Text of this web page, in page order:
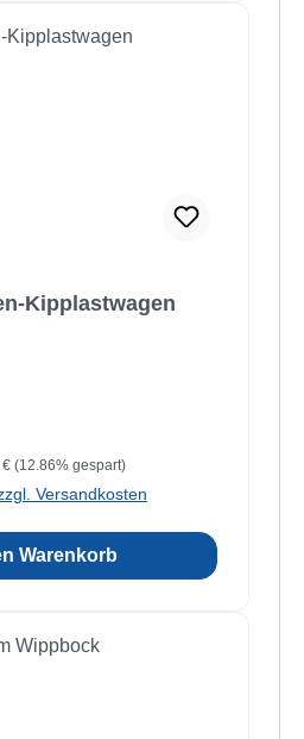
Kipplastwagen
Preis:
€ (12.86% gespart)
Versandkosten
Warenkorb